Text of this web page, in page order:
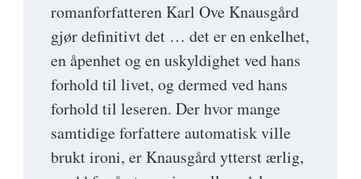
romanforfatteren Karl Ove Knausgård
gjør definitivt det … det er en enkelhet,
en åpenhet og en uskyldighet ved hans
forhold til livet, og dermed ved hans
forhold til leseren. Der hvor mange
samtidige forfattere automatisk ville
brukt ironi, er Knausgård ytterst ærlig,